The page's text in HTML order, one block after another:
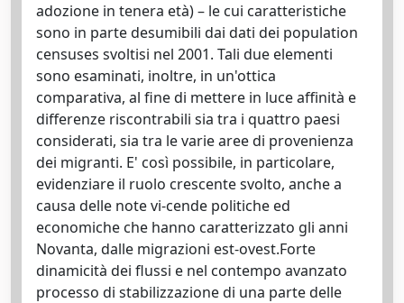
adozione in tenera età) – le cui caratteristiche
sono in parte desumibili dai dati dei population
censuses svoltisi nel 2001. Tali due elementi
sono esaminati, inoltre, in un'ottica
comparativa, al fine di mettere in luce affinità e
differenze riscontrabili sia tra i quattro paesi
considerati, sia tra le varie aree di provenienza
dei migranti. E' così possibile, in particolare,
evidenziare il ruolo crescente svolto, anche a
causa delle note vi-cende politiche ed
economiche che hanno caratterizzato gli anni
Novanta, dalle migrazioni est-ovest.Forte
dinamicità dei flussi e nel contempo avanzato
processo di stabilizzazione di una parte delle